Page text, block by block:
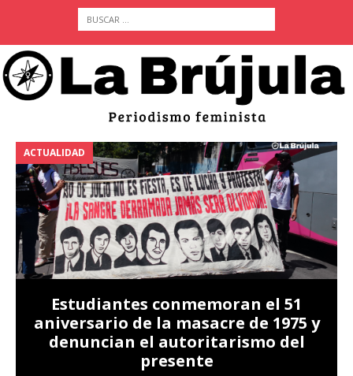
ACTUALIDAD
Estudiantes conmemoran el 51
aniversario de la masacre de 1975 y
denuncian el autoritarismo del
presente